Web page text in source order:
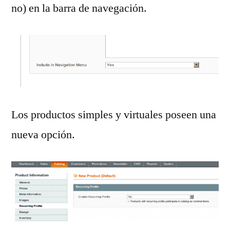
no) en la barra de navegación.
Los productos simples y virtuales poseen una
nueva opción.